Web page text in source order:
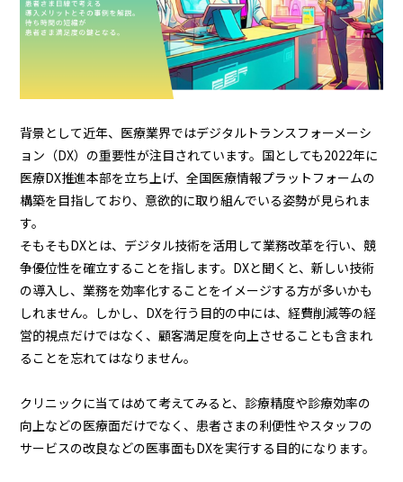
ALMEX Blog
背景として近年、医療業界ではデジタルトランスフォーメーシ
ョン（DX）の重要性が注目されています。国としても2022年に
医療DX推進本部を立ち上げ、全国医療情報プラットフォームの
構築を目指しており、意欲的に取り組んでいる姿勢が見られま
す。
そもそもDXとは、デジタル技術を活用して業務改革を行い、競
争優位性を確立することを指します。DXと聞くと、新しい技術
の導入し、業務を効率化することをイメージする方が多いかも
しれません。しかし、DXを行う目的の中には、経費削減等の経
営的視点だけではなく、顧客満足度を向上させることも含まれ
ることを忘れてはなりません。
クリニックに当てはめて考えてみると、診療精度や診療効率の
向上などの医療面だけでなく、患者さまの利便性やスタッフの
サービスの改良などの医事面もDXを実行する目的になります。